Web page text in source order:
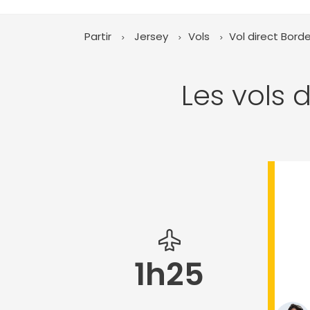
Partir Jersey Vols Vol direct
Les vols
1h25